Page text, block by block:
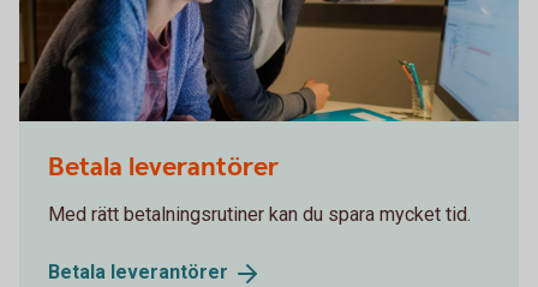
Betala leverantörer
Med rätt betalningsrutiner kan du spara mycket tid.
Betala leverantörer